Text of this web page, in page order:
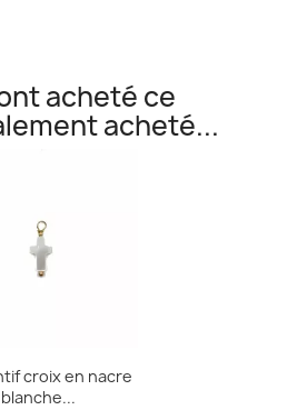
acheté ce
acheté...
croix en nacre
blanche...